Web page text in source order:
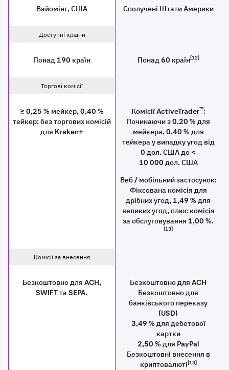
Вайомінг, США Сполучені Штати Америки
Доступні країни
Понад 190 країн Понад 60 країн[12]
Торгові комісії
≥ 0,25 % мейкер, 0,40 %
тейкер; без торгових комісій
для Kraken+
Комісії ActiveTrader™:
Починаючи з 0,20 % для
мейкера, 0,40 % для
тейкера у випадку угод від
0 дол. США до <
10 000 дол. США
Веб / мобільний застосунок:
Фіксована комісія для
дрібних угод, 1,49 % для
великих угод, плюс комісія
за обслуговування 1,00 %.
[13]
Комісії за внесення
Безкоштовно для ACH,
SWIFT та SEPA.
Безкоштовно для ACH
Безкоштовно для
банківського переказу
(USD)
3,49 % для дебетової
картки
2,50 % для PayPal
Безкоштовні внесення в
криптовалюті[13]